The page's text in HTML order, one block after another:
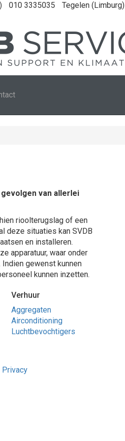
010 3335035 Tegelen (Limburg)
van allerlei
rioolterugslag of een
deze situaties kan SVDB
en installeren.
apparatuur, waar onder
gewenst kunnen
kunnen inzetten.
Verhuur
Aggregaten
Airconditioning
Luchtbevochtigers
Privacy